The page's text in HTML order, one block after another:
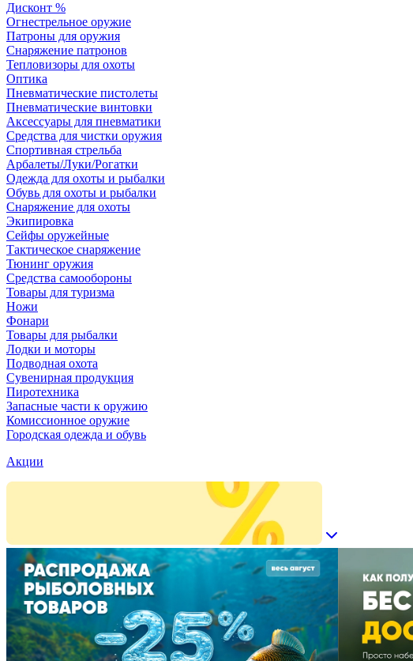
Дисконт %
Огнестрельное оружие
Патроны для оружия
Снаряжение патронов
Тепловизоры для охоты
Оптика
Пневматические пистолеты
Пневматические винтовки
Аксессуары для пневматики
Средства для чистки оружия
Спортивная стрельба
Арбалеты/Луки/Рогатки
Одежда для охоты и рыбалки
Обувь для охоты и рыбалки
Снаряжение для охоты
Экипировка
Сейфы оружейные
Тактическое снаряжение
Тюнинг оружия
Средства самообороны
Товары для туризма
Ножи
Фонари
Товары для рыбалки
Лодки и моторы
Подводная охота
Сувенирная продукция
Пиротехника
Запасные части к оружию
Комиссионное оружие
Городская одежда и обувь
Акции